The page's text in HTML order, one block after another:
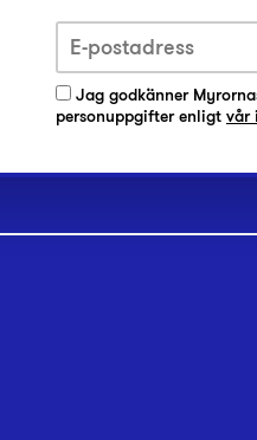
Jag godkänner
personuppgifter enligt vår